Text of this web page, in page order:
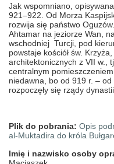
Jak wspomniano,
921–922. Od Morza
rozwija się państwo
Ahtamar na jeziorze Wan,
wschodniej Turcji, pod
powstaje kościół św.
architektonicznych z VII w.,
centralnym
niedawna, bo od 919 r. –
rozpoczęły się rządy
Plik do pobrania: Opis
al-Muktadira do króla
Imię i nazwisko osoby